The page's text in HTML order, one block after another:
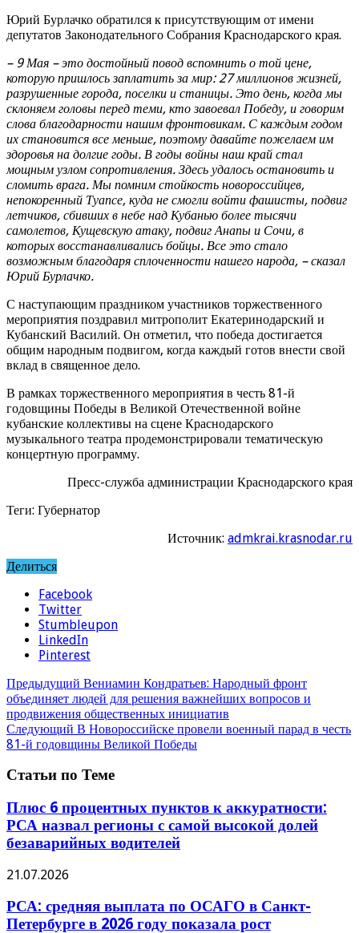
Юрий Бурлачко обратился к присутствующим от имени
депутатов Законодательного Собрания Краснодарского края.
– 9 Мая – это достойный повод вспомнить о той цене,
которую пришлось заплатить за мир: 27 миллионов жизней,
разрушенные города, поселки и станицы. Это день, когда мы
склоняем головы перед теми, кто завоевал Победу, и говорим
слова благодарности нашим фронтовикам. С каждым годом
их становится все меньше, поэтому давайте пожелаем им
здоровья на долгие годы. В годы войны наш край стал
мощным узлом сопротивления. Здесь удалось остановить и
сломить врага. Мы помним стойкость новороссийцев,
непокоренный Туапсе, куда не смогли войти фашисты, подвиг
летчиков, сбивших в небе над Кубанью более тысячи
самолетов, Кущевскую атаку, подвиг Анапы и Сочи, в
которых восстанавливались бойцы. Все это стало
возможным благодаря сплоченности нашего народа, – сказал
Юрий Бурлачко.
С наступающим праздником участников торжественного
мероприятия поздравил митрополит Екатеринодарский и
Кубанский Василий. Он отметил, что победа достигается
общим народным подвигом, когда каждый готов внести свой
вклад в священное дело.
В рамках торжественного мероприятия в честь 81-й
годовщины Победы в Великой Отечественной войне
кубанские коллективы на сцене Краснодарского
музыкального театра продемонстрировали тематическую
концертную программу.
Пресс-служба администрации Краснодарского края
Теги: Губернатор
Источник: admkrai.krasnodar.ru
Делиться
Facebook
Twitter
Stumbleupon
LinkedIn
Pinterest
Предыдущий Вениамин Кондратьев: Народный фронт
объединяет людей для решения важнейших вопросов и
продвижения общественных инициатив
Следующий В Новороссийске провели военный парад в честь
81-й годовщины Великой Победы
Статьи по Теме
Плюс 6 процентных пунктов к аккуратности:
РСА назвал регионы с самой высокой долей
безаварийных водителей
21.07.2026
РСА: средняя выплата по ОСАГО в Санкт-
Петербурге в 2026 году показала рост